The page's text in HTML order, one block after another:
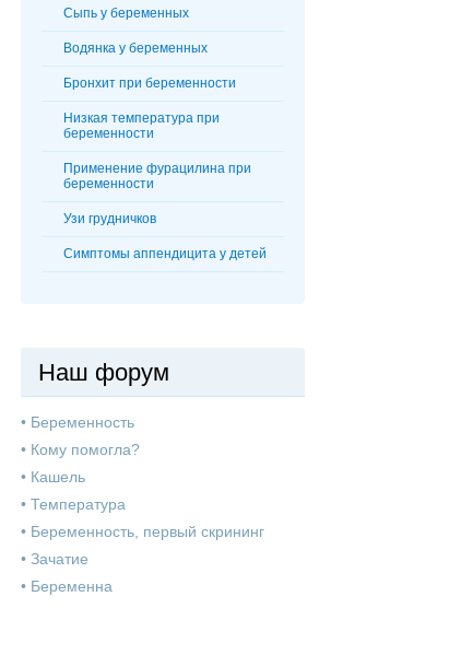
Сыпь у беременных
Водянка у беременных
Бронхит при беременности
Низкая температура при
беременности
Применение фурацилина при
беременности
Узи грудничков
Симптомы аппендицита у детей
Наш форум
• Беременность
• Кому помогла?
• Кашель
• Температура
• Беременность, первый скрининг
• Зачатие
• Беременна